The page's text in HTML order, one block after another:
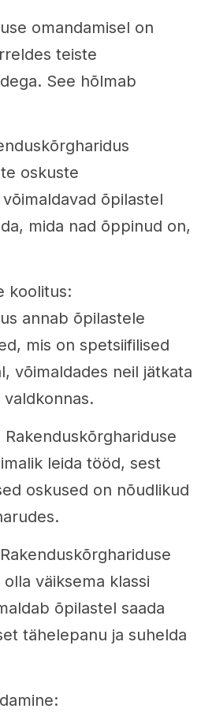
omandamisel on
teiste
See hõlmab
oskuste
õpilastel
mida nad õppinud on,
koolitus:
annab õpilastele
mis on spetsiifilised
võimaldades neil jätkata
leida tööd, sest
oskused on nõudlikud
väiksema klassi
õpilastel saada
tähelepanu ja suhelda